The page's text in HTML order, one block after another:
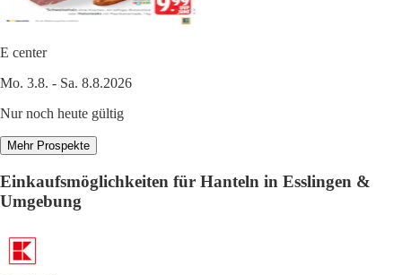
E center
Mo. 3.8. - Sa. 8.8.2026
Nur noch heute gültig
Mehr Prospekte
Einkaufsmöglichkeiten für Hanteln in Esslingen &
Umgebung